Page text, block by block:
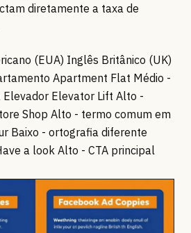
diretamente a taxa de
(EUA) Inglês Britânico (UK)
Apartment Flat Médio -
Elevator Lift Alto -
Shop Alto - termo comum em
Baixo - ortografia diferente
a look Alto - CTA principal